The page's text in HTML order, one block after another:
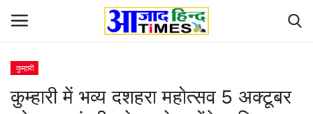
कुम्हारी
कुम्हारी में भव्य दशहरा महोत्सव 5 अक्टूबर